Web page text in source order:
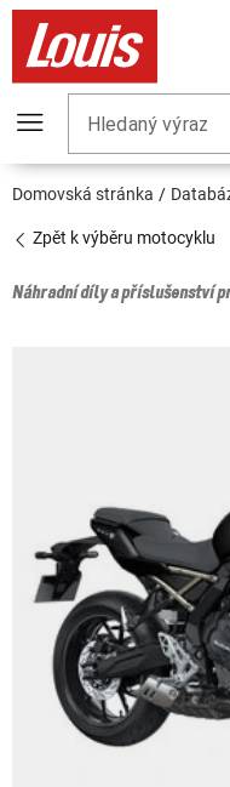
Hledaný výraz
Domovská stránka
Zpět k výběru motocyklu
Náhradní díly a příslušenství